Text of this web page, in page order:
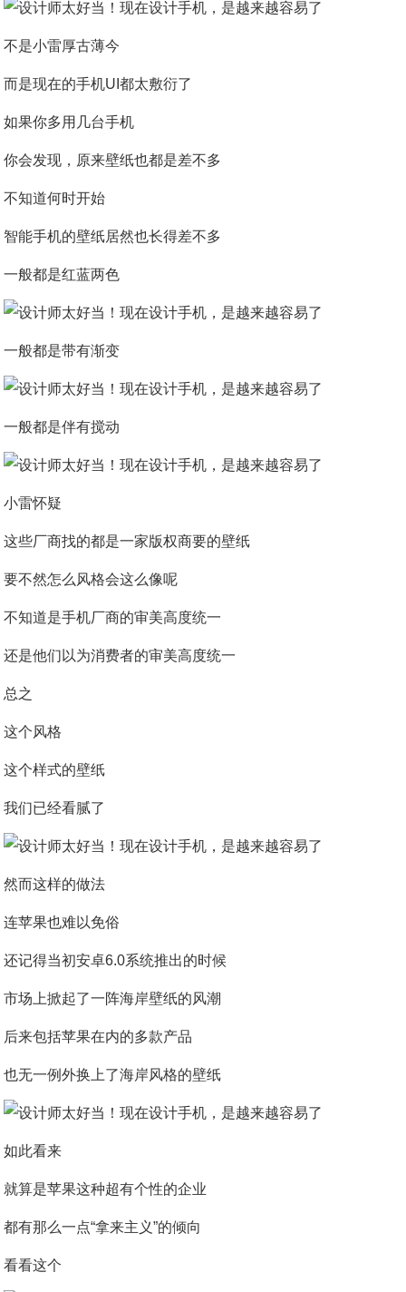
不是小雷厚古薄今
而是现在的手机UI都太敷衍了
如果你多用几台手机
你会发现，原来壁纸也都是差不多
不知道何时开始
智能手机的壁纸居然也长得差不多
一般都是红蓝两色
一般都是带有渐变
一般都是伴有搅动
小雷怀疑
这些厂商找的都是一家版权商要的壁纸
要不然怎么风格会这么像呢
不知道是手机厂商的审美高度统一
还是他们以为消费者的审美高度统一
总之
这个风格
这个样式的壁纸
我们已经看腻了
然而这样的做法
连苹果也难以免俗
还记得当初安卓6.0系统推出的时候
市场上掀起了一阵海岸壁纸的风潮
后来包括苹果在内的多款产品
也无一例外换上了海岸风格的壁纸
如此看来
就算是苹果这种超有个性的企业
都有那么一点“拿来主义”的倾向
看看这个